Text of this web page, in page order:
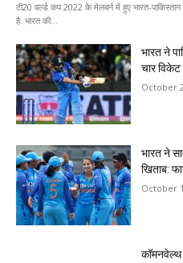
टी20 वर्ल्ड कप 2022 के मेलबर्न में हुए भारत-
है. भारत की...
भारत ने
चार विकेट
October
भारत ने
खिताब:
October
कॉमनवेल्थ